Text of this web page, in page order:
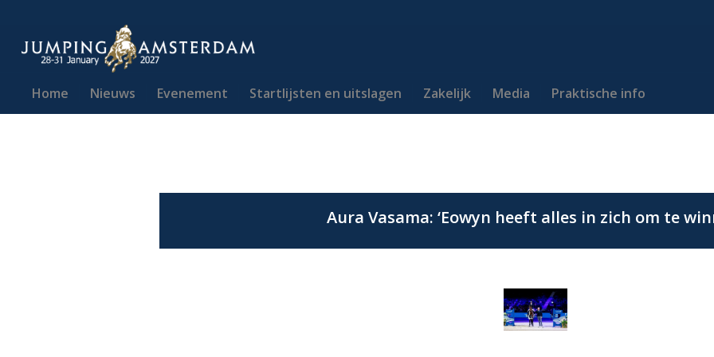
Home Nieuws Evenement Startlijsten en uitslagen Zakelijk Media Praktische info
Aura Vasama: ‘Eowyn heeft alles in zich om te